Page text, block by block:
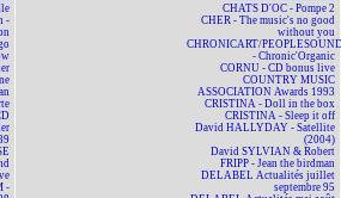
-
-
CHATS D'OC - Pompe 2
CHER - The music's no good
without you
CHRONICART/
- Chronic'Organic
CORNU - CD bonus live
COUNTRY MUSIC
ASSOCIATION Awards 1993
CRISTINA - Doll in the box
CRISTINA - Sleep it off
David HALLYDAY - Satellite
(2004)
David SYLVIAN & Robert
FRIPP - Jean the birdman
DELABEL Actualités juillet
septembre 95